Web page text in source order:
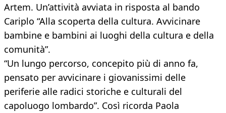
Artem. Un’attività avviata in risposta al bando
Cariplo “Alla scoperta della cultura. Avvicinare
bambine e bambini ai luoghi della cultura e della
comunità”.
“Un lungo percorso, concepito più di anno fa,
pensato per avvicinare i giovanissimi delle
periferie alle radici storiche e culturali del
capoluogo lombardo”. Così ricorda Paola